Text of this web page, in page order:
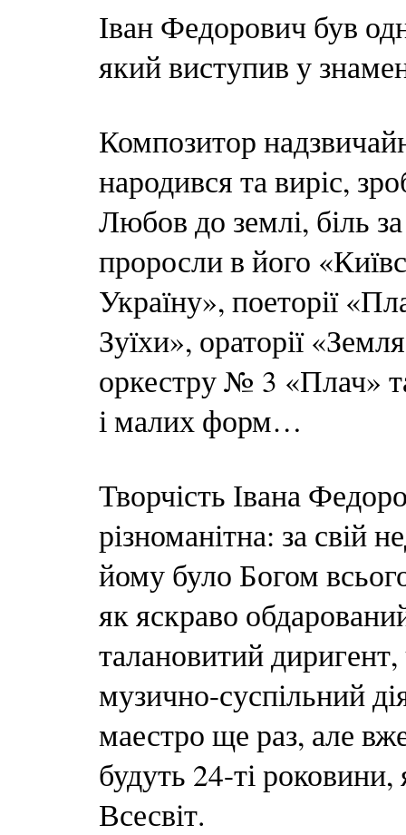
Іван Федорович був
який виступив у
Композитор
народився та виріс,
Любов до землі, біль за
проросли в його
Україну», поеторії
Зуїхи», ораторії
оркестру № 3 «Плач»
і малих форм…
Творчість Івана
різноманітна: за свій
йому було Богом
як яскраво
талановитий
музично-суспільний
маестро ще раз, але
будуть 24-ті
Всесвіт.